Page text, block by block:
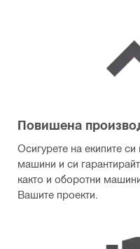
Повишена
Осигурете на екипите
машини и си
както и оборотни
Вашите проекти.